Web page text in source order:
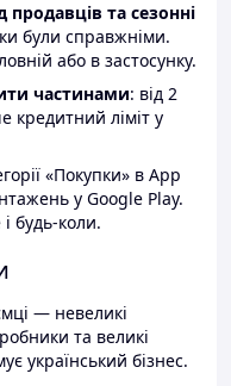
продавців та сезонні
були справжніми.
або в застосунку.
частинами: від 2
кредитний ліміт у
«Покупки» в App
у Google Play.
будь-коли.
— невеликі
та великі
український бізнес.